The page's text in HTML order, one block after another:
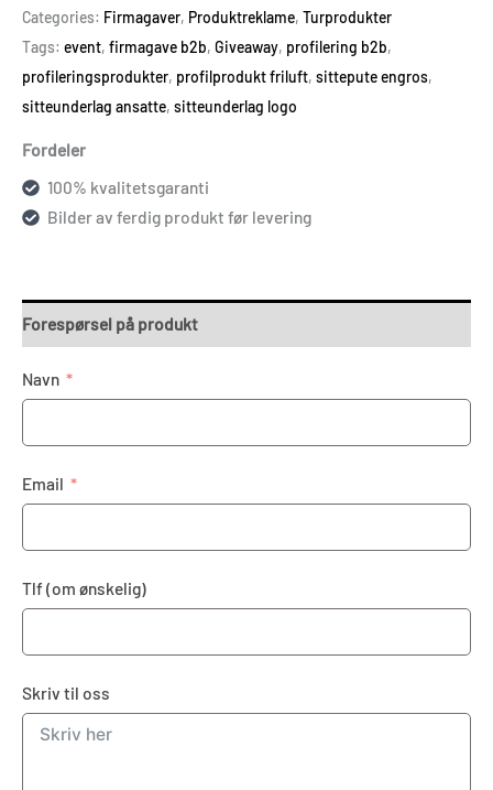
Categories: Firmagaver, Produktreklame, Turprodukter
Tags: event, firmagave b2b, Giveaway, profilering b2b,
profileringsprodukter, profilprodukt friluft, sittepute engros,
sitteunderlag ansatte, sitteunderlag logo
Fordeler
100% kvalitetsgaranti
Bilder av ferdig produkt før levering
Forespørsel på produkt
Navn
Email
Tlf (om ønskelig)
Skriv til oss